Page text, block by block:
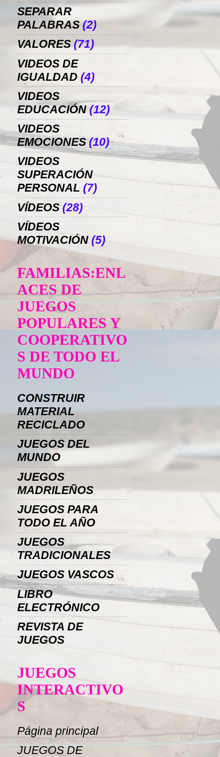
SEPARAR
PALABRAS (2)
VALORES (71)
VIDEOS DE
IGUALDAD (4)
VIDEOS
EDUCACIÓN (12)
VIDEOS
EMOCIONES (10)
VIDEOS
SUPERACIÓN
PERSONAL (7)
VÍDEOS (28)
VÍDEOS
MOTIVACIÓN (5)
FAMILIAS:ENL
ACES DE
JUEGOS
POPULARES Y
COOPERATIVO
S DE TODO EL
MUNDO
CONSTRUIR
MATERIAL
RECICLADO
JUEGOS DEL
MUNDO
JUEGOS
MADRILEÑOS
JUEGOS PARA
TODO EL AÑO
JUEGOS
TRADICIONALES
JUEGOS VASCOS
LIBRO
ELECTRÓNICO
REVISTA DE
JUEGOS
JUEGOS
INTERACTIVO
S
Página principal
JUEGOS DE